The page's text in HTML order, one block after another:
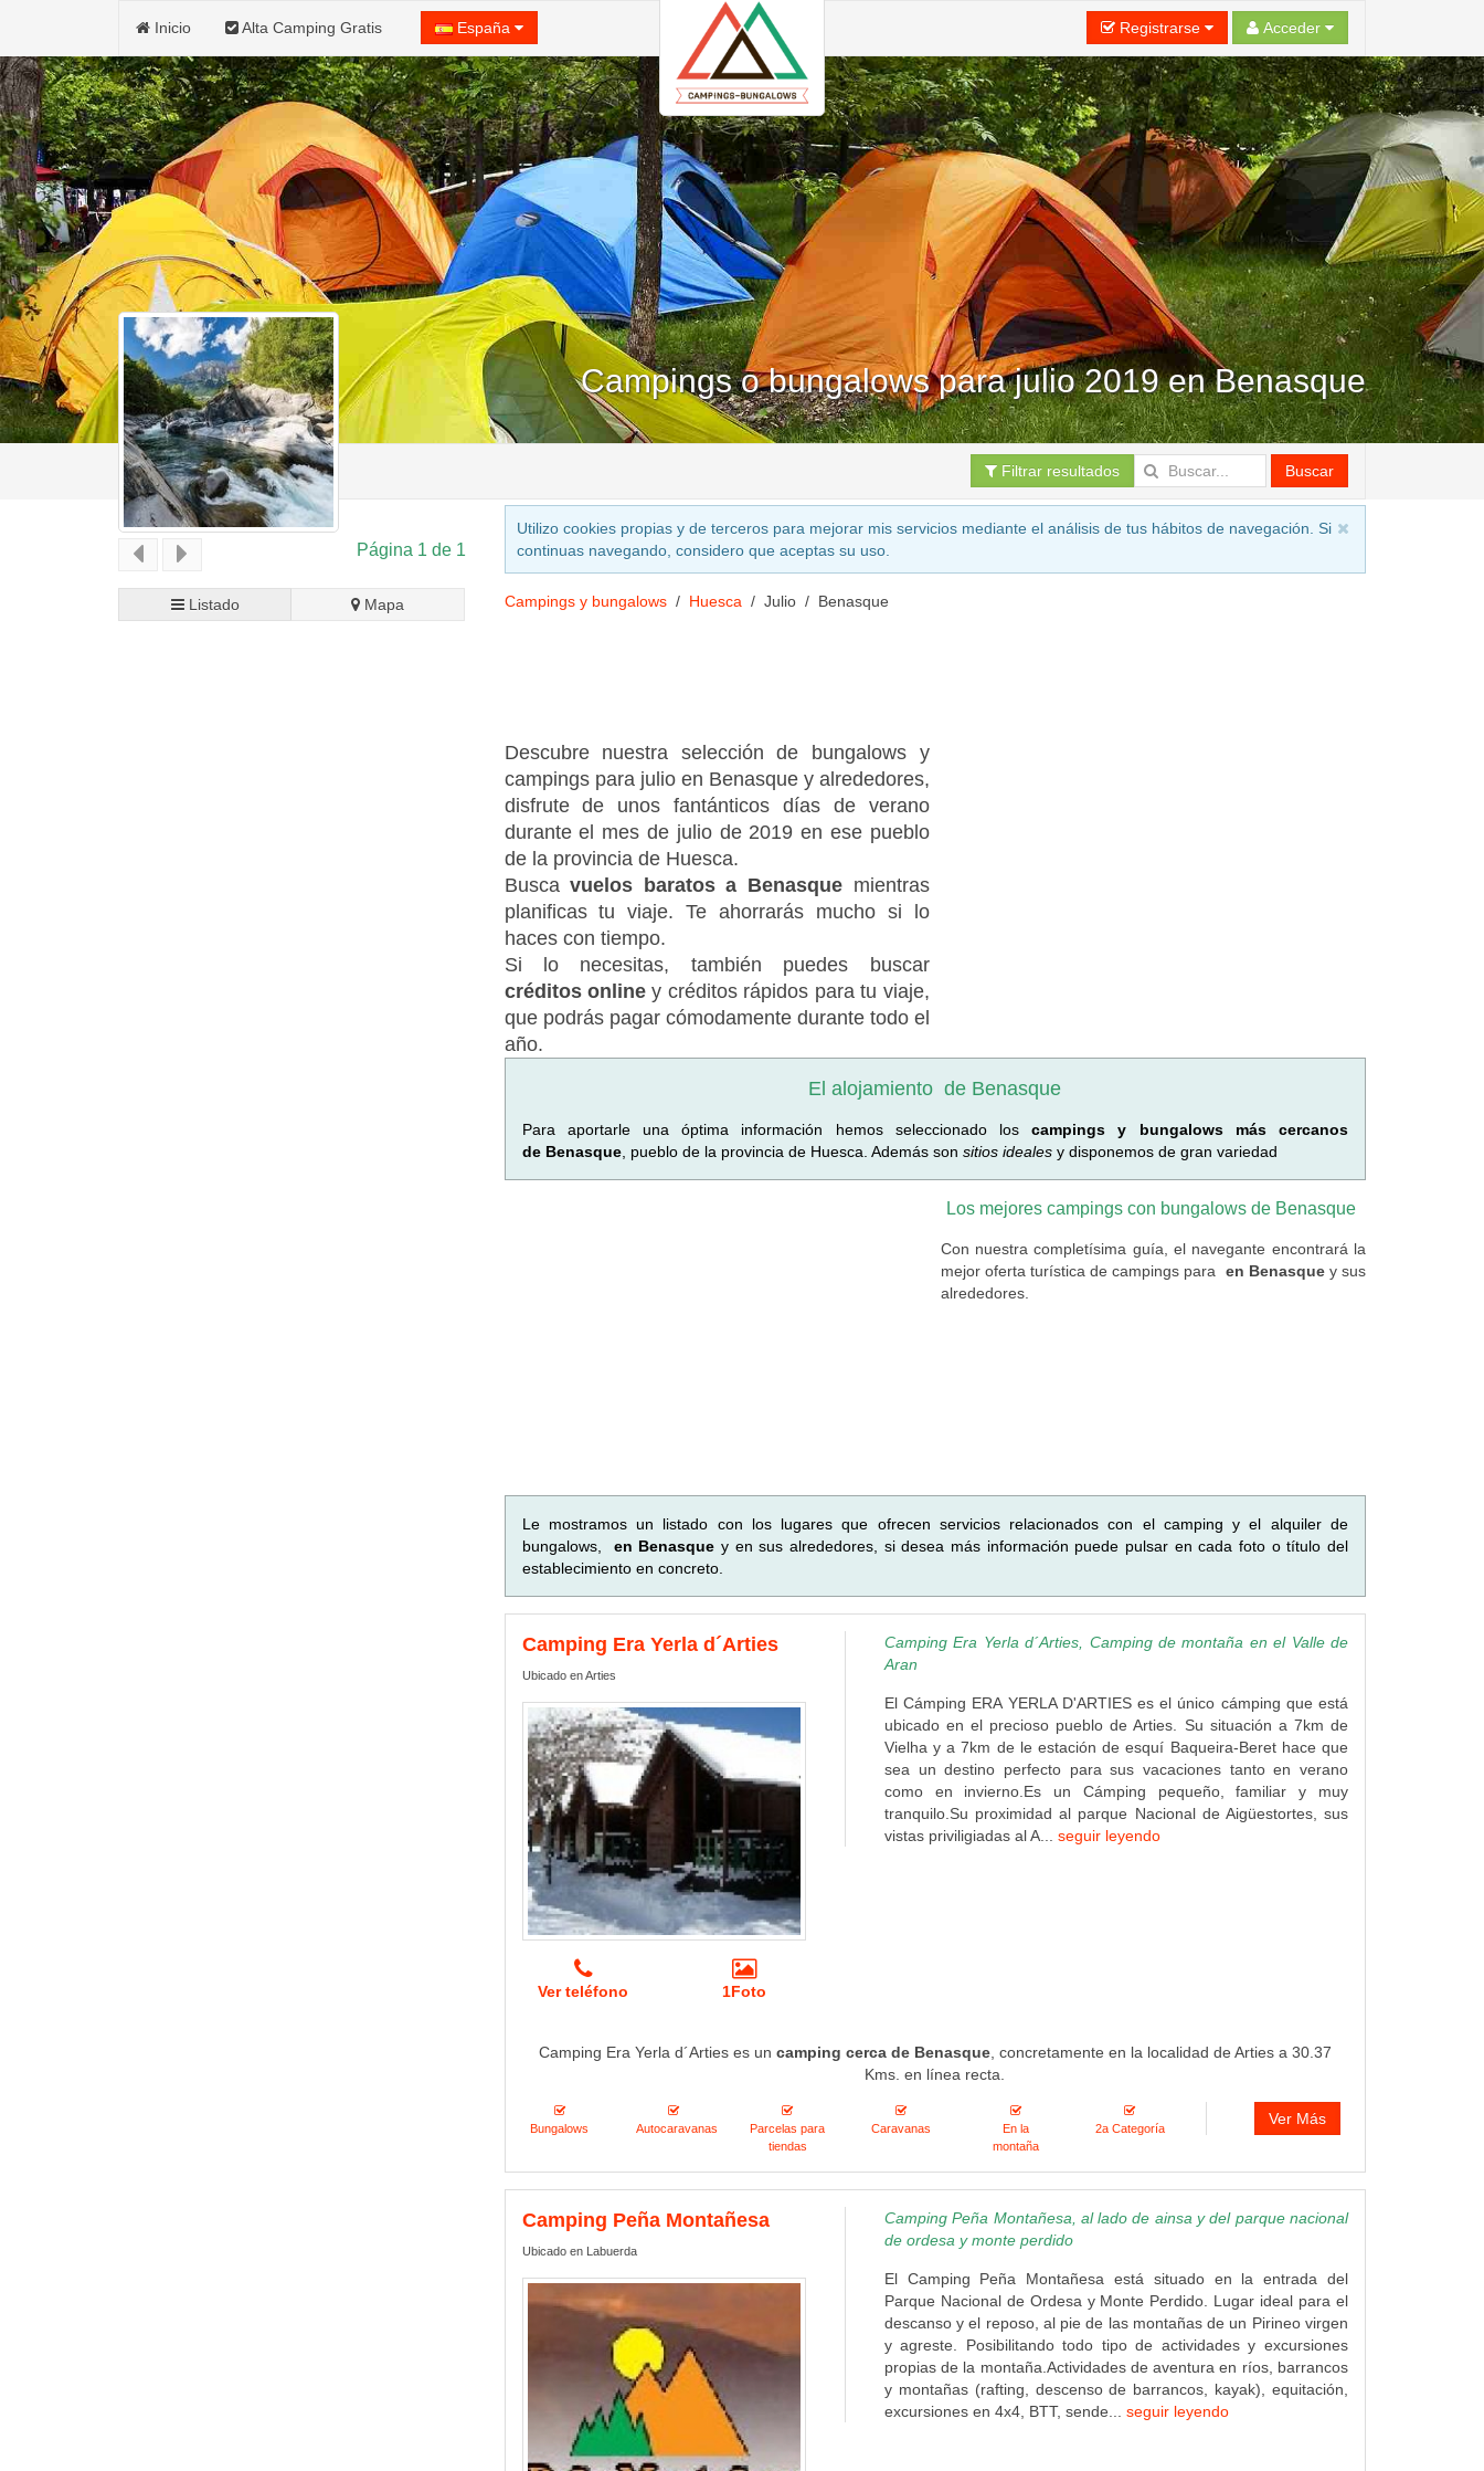
Inicio Alta Camping Gratis España Registrarse Acceder
Campings o bungalows para julio 2019 en Benasque
Filtrar resultados Buscar
Página 1 de 1
Listado Mapa
Utilizo cookies propias y de terceros para mejorar mis servicios mediante el análisis de tus hábitos de navegación. Si
continuas navegando, considero que aceptas su uso.
Campings y bungalows Huesca Julio Benasque
Descubre nuestra selección de bungalows y
campings para julio en Benasque y alrededores,
disfrute de unos fantánticos días de verano
durante el mes de julio de 2019 en ese pueblo
de la provincia de Huesca.
Buscavuelos baratos a Benasque mientras
planificas tu viaje. Te ahorrarás mucho si lo
haces con tiempo.
Si lo necesitas, también puedes buscar
créditos onliney créditos rápidos para tu viaje,
que podrás pagar cómodamente durante todo el
año.
El alojamiento de Benasque
Para aportarle una óptima información hemos seleccionado loscampings y bungalows más cercanos
de Benasque, pueblo de la provincia de Huesca. Además son sitios ideales y disponemos de gran variedad
Los mejores campings con bungalows de Benasque
Con nuestra completísima guía, el navegante encontrará la
mejor oferta turística de campings para en Benasquey sus
alrededores.
Le mostramos un listado con los lugares que ofrecen servicios relacionados con el camping y el alquiler de
bungalows,
en Benasque y en sus alrededores, si desea más información puede pulsar en cada foto o título del
establecimiento en concreto.
Camping Era Yerla d´Arties
Ubicado en Arties
Ver teléfono 1Foto
Camping Era Yerla d´Arties, Camping de montaña en el Valle de
Aran
El Cámping ERA YERLA D'ARTIES es el único cámping que está
ubicado en el precioso pueblo de Arties. Su situación a 7km de
Vielha y a 7km de le estación de esquí Baqueira-Beret hace que
sea un destino perfecto para sus vacaciones tanto en verano
como en invierno.Es un Cámping pequeño, familiar y muy
tranquilo.Su proximidad al parque Nacional de Aigüestortes, sus
vistas priviligiadas al A... seguir leyendo
Camping Era Yerla d´Arties es un camping cerca de Benasque, concretamente en la localidad de Arties a 30.37
Kms. en línea recta.
Bungalows Autocaravanas
Parcelas para
tiendas
Caravanas
En la
montaña
2a Categoría
Ver Más
Camping Peña Montañesa
Ubicado en Labuerda
Camping Peña Montañesa, al lado de ainsa y del parque nacional
de ordesa y monte perdido
El Camping Peña Montañesa está situado en la entrada del
Parque Nacional de Ordesa y Monte Perdido. Lugar ideal para el
descanso y el reposo, al pie de las montañas de un Pirineo virgen
y agreste. Posibilitando todo tipo de actividades y excursiones
propias de la montaña.Actividades de aventura en ríos, barrancos
y montañas (rafting, descenso de barrancos, kayak), equitación,
excursiones en 4x4, BTT, sende... seguir leyendo